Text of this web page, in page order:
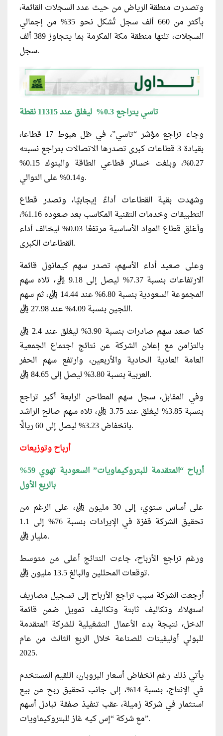
وتصدرت منطقة الرياض من حيث عدد السجلات القائمة،
بأكثر من 660 ألف سجل تُشكل نحو 35% من إجمالي
السجلات، تلتها منطقة مكة المكرمة بما يتجاوز 389 ألف
سجل.
تاسي يتراجع 0.3% ليغلق عند 11315 نقطة
وجاء تراجع مؤشر “تاسي”، في ظل هبوط 17 قطاعا،
بقيادة 3 قطاعات كبرى تصدرها الاتصالات بتراجع نسبته
0.27%، وبلغت خسائر قطاعي الطاقة والبنوك 0.15%
و0.14% على التوالي.
وشهدت بقية القطاعات أداءً إيجابيًا، وتصدر قطاع
التطبيقات وخدمات التقنية المكاسب بعد صعوده 1.16%،
وأغلق قطاع المواد الأساسية مرتفعًا 0.03% ليخالف أداء
القطاعات الكبرى.
وعلى صعيد أداء الأسهم، تصدر سهم كيمانول قائمة
الارتفاعات بنسبة 7.37% ليصل إلى 9.18 ريال، تلاه سهم
المجموعة السعودية بنسبة 6.80% عند 14.44 ريال، ثم سهم
اللجين بنسبة 4.09% عند 27.98 ريال.
كما صعد سهم صادرات بنسبة 3.90% ليغلق عند 2.4 ريال
بالتزامن مع إعلان الشركة عن نتائج اجتماع الجمعية
العامة العادية الحادية والأربعين، وارتفع سهم الحفر
العربية بنسبة 3.80% ليصل إلى 84.65 ريال.
وفي المقابل، سجل سهم المطاحن الرابعة أكبر تراجع
بنسبة 3.85% ليغلق عند 3.75 ريال، تلاه سهم صالح الراشد
بانخفاض 3.23% ليصل إلى 60 ريالًا.
أرباح وتوزيعات
أرباح “المتقدمة للبتروكيماويات” السعودية تهوي 59%
على أساس سنوي، إلى 30 مليون ريال، على الرغم من
تحقيق الشركة قفزة في الإيرادات بنسبة 76% إلى 1.1
مليار ريال.
ورغم تراجع الأرباح، جاءت النتائج أعلى من متوسط
توقعات المحللين والبالغ 13.5 مليون ريال.
أرجعت الشركة سبب تراجع الأرباح إلى تسجيل مصاريف
استهلاك وتكاليف ثابتة وتكاليف تمويل ضمن قائمة
الدخل، نتيجة بدء الأعمال التشغيلية للشركة المتقدمة
للبولي أوليفينات للصناعة خلال الربع الثالث من عام
2025.
يأتي ذلك رغم انخفاض أسعار البروبان، اللقيم المستخدم
في الإنتاج، بنسبة 14%، إلى جانب تحقيق ربح من بيع
استثمار في شركة زميلة، عقب تنفيذ صفقة تبادل أسهم
مع شركة “إس كيه غاز للبتروكيماويات”.